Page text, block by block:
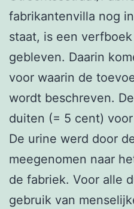
fabrikantenvilla nog
staat, is een
gebleven. Daarin
voor waarin de
wordt beschreven.
duiten (= 5 cent)
De urine werd door
meegenomen naar
de fabriek. Voor alle
gebruik van